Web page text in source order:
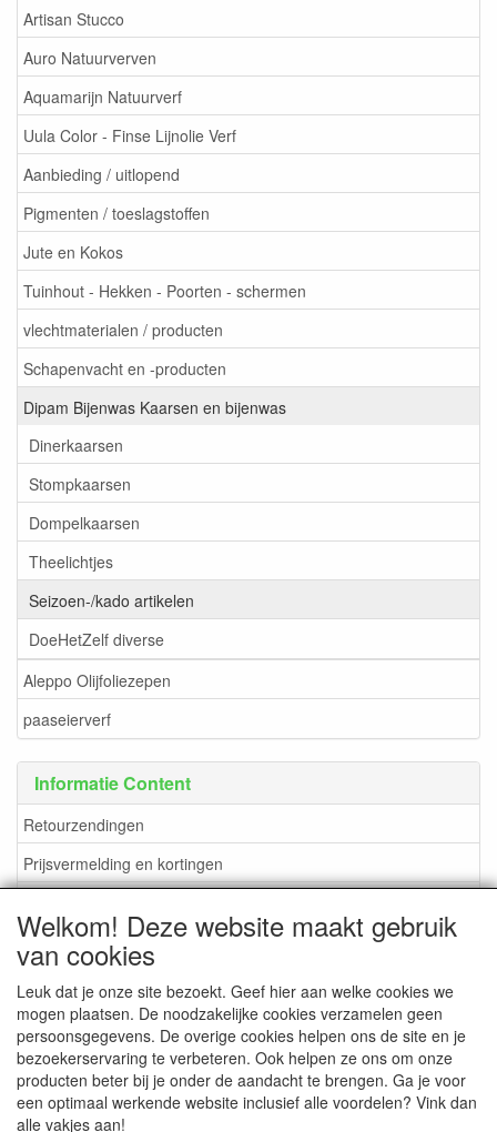
Artisan Stucco
Auro Natuurverven
Aquamarijn Natuurverf
Uula Color - Finse Lijnolie Verf
Aanbieding / uitlopend
Pigmenten / toeslagstoffen
Jute en Kokos
Tuinhout - Hekken - Poorten - schermen
vlechtmaterialen / producten
Schapenvacht en -producten
Dipam Bijenwas Kaarsen en bijenwas
Dinerkaarsen
Stompkaarsen
Dompelkaarsen
Theelichtjes
Seizoen-/kado artikelen
DoeHetZelf diverse
Aleppo Olijfoliezepen
paaseierverf
Informatie Content
Retourzendingen
Prijsvermelding en kortingen
Betaalmogelijkheden
CONTACTGEGEVENS
www.DuBoShop.nl
Lisserweg 481-B
Welkom! Deze website maakt gebruik
van cookies
Leuk dat je onze site bezoekt. Geef hier aan welke cookies we
mogen plaatsen. De noodzakelijke cookies verzamelen geen
persoonsgegevens. De overige cookies helpen ons de site en je
bezoekerservaring te verbeteren. Ook helpen ze ons om onze
producten beter bij je onder de aandacht te brengen. Ga je voor
een optimaal werkende website inclusief alle voordelen? Vink dan
alle vakjes aan!